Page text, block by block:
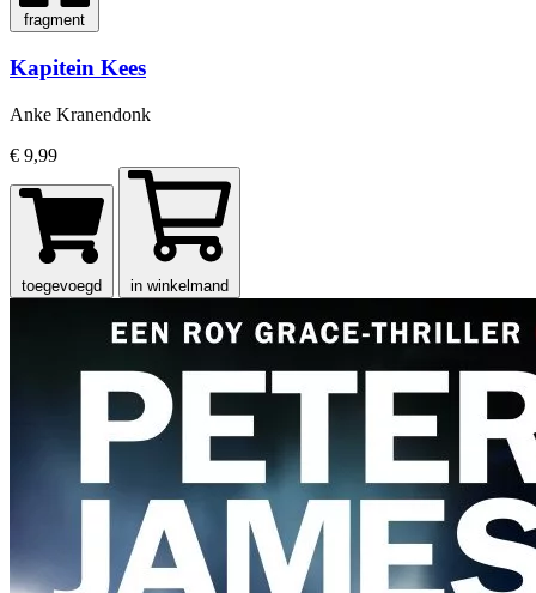
fragment
Kapitein Kees
Anke Kranendonk
€ 9,99
toegevoegd in winkelmand